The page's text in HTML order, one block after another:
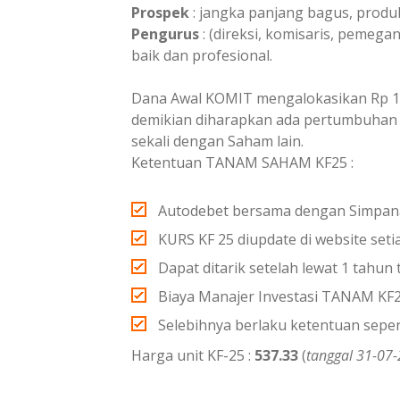
Prospek: jangka panjang bagus,
Pengurus: (direksi, komisaris,
baik dan profesional.
Dana Awal KOMIT mengalokasikan Rp
demikian diharapkan ada
sekali dengan Saham lain.
Ketentuan TANAM SAHAM KF25 :
Autodebet bersama dengan
KURS KF 25 diupdate di website
Dapat ditarik setelah lewat 1
Biaya Manajer Investasi TANAM
Selebihnya berlaku ketentuan
Harga unit KF-25 : 537.33(tanggal 31-